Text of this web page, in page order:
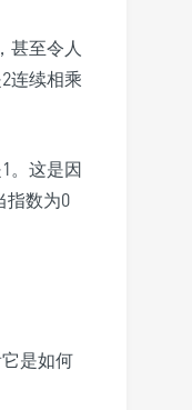
甚至令人
连续相乘
。这是因
指数为0
是如何